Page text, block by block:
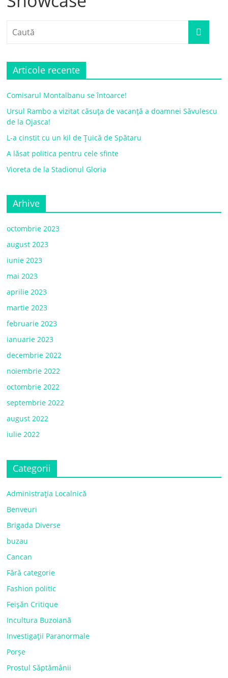
Articole recente
Comisarul Montalbanu se întoarce!
Ursul Rambo a vizitat căsuța de vacanță a doamnei Săvulescu
de la Ojasca!
L-a cinstit cu un kil de Țuică de Spătaru
A lăsat politica pentru cele sfinte
Vioreta de la Stadionul Gloria
Arhive
octombrie 2023
august 2023
iunie 2023
mai 2023
aprilie 2023
martie 2023
februarie 2023
ianuarie 2023
decembrie 2022
noiembrie 2022
octombrie 2022
septembrie 2022
august 2022
iulie 2022
Categorii
Administrația Localnică
Benveuri
Brigada Diverse
buzau
Cancan
Fără categorie
Fashion politic
Feișăn Critique
Incultura Buzoiană
Investigații Paranormale
Porșe
Prostul Săptămânii